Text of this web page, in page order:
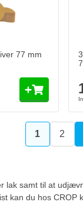
Læg i kurv
77 mm
Du læser i
1 Side
2
lak samt til at
kan du hos CROP